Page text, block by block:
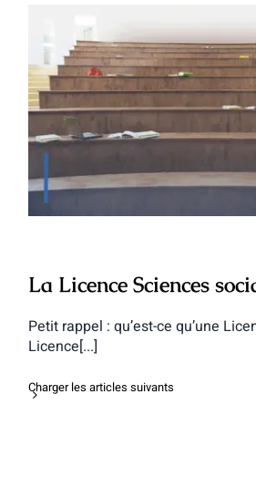
La Licence Sciences
La Licence Sciences
Petit rappel : qu’est-ce qu’une
Licence[...]
Charger les articles suivants